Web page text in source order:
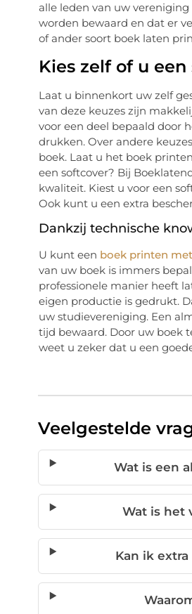
alle leden van uw
worden bewaard en dat er
of ander soort boek laten
Kies zelf of u
Laat u binnenkort uw zelf
van deze keuzes zijn
voor een deel bepaald door
drukken. Over andere
boek. Laat u het boek
een softcover? Bij
kwaliteit. Kiest u voor een
Ook kunt u een extra
Dankzij technische
U kunt een boek printen
van uw boek is immers
professionele manier heeft
eigen productie is gedrukt.
uw studievereniging. Een
tijd bewaard. Door uw boek
weet u zeker dat u een
Veelgestelde
Wat is een
Wat is het
Kan ik